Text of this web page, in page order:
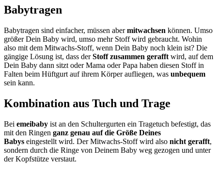
Babytragen
Babytragen sind einfacher, müssen abermitwachsen können. Umso
größer Dein Baby wird, umso mehr Stoff wird gebraucht. Wohin
also mit dem Mitwachs-Stoff, wenn Dein Baby noch klein ist? Die
gängige Lösung ist, dass derStoff zusammen gerafft wird, auf dem
Dein Baby dann sitzt oder Mama oder Papa haben diesen Stoff in
Falten beim Hüftgurt auf ihrem Körper aufliegen, was unbequem
sein kann.
Kombination aus Tuch und Trage
Bei emeibaby ist an den Schultergurten ein Tragetuch befestigt, das
mit den Ringen ganz genau auf die Größe Deines
Babys eingestellt wird. Der Mitwachs-Stoff wird also nicht gerafft,
sondern durch die Ringe von Deinem Baby weg gezogen und unter
der Kopfstütze verstaut.